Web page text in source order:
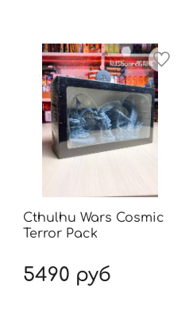
Cthulhu Wars Cosmic
Terror Pack
5490 руб